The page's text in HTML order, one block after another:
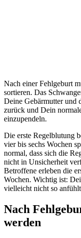
Nach einer Fehlgeburt
sortieren. Das
Deine Gebärmutter und
zurück und Dein
einzupendeln.
Die erste Regelblutung
vier bis sechs Wochen
normal, dass sich die
nicht in Unsicherheit
Betroffene erleben die
Wochen. Wichtig ist:
vielleicht nicht so
Nach
werden